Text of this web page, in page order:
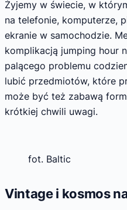
Żyjemy w świecie, w
na telefonie, komputerze,
ekranie w samochodzie.
komplikacją jumping hour
palącego problemu
lubić przedmiotów, które
może być też zabawą
krótkiej chwili uwagi.
fot. Baltic
Vintage i kosmos